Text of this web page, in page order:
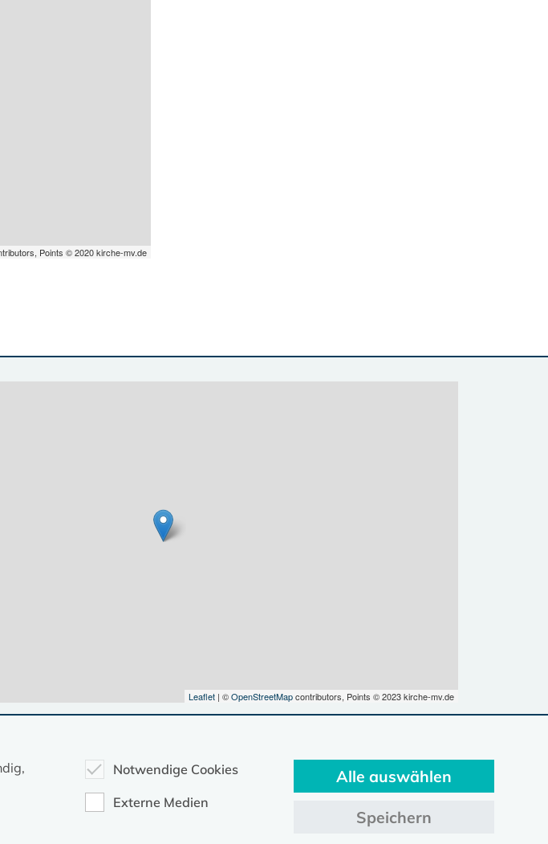
Points © 2020 kirche-mv.de
Leaflet| ©OpenStreetMapcontributors, Points © 2023 kirche-mv.de
Portal
kirche-mv.de
Vorpommern © 2026
Notwendige Cookies
Externe Medien
Alle auswählen
Speichern